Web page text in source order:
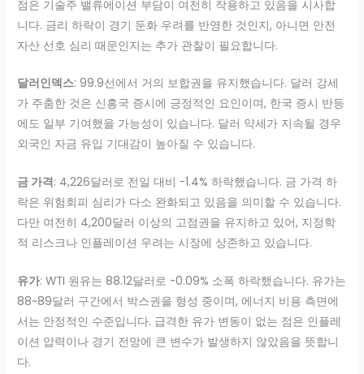
점은 기술주 밸류에이션 부담이 여전히 작용하고 있음을 시사합
니다. 금리 하락이 경기 둔화 우려를 반영한 것인지, 아니면 안전
자산 선호 심리 때문인지는 추가 관찰이 필요합니다.
달러인덱스: 99.9선에서 거의 보합권을 유지했습니다. 달러 강세
가 주춤한 것은 신흥국 증시에 긍정적인 요인이며, 한국 증시 반등
에도 일부 기여했을 가능성이 있습니다. 달러 약세가 지속될 경우
외국인 자금 유입 기대감이 높아질 수 있습니다.
금 가격 : 4,226달러로 전일 대비 -1.4% 하락했습니다. 금 가격 하
락은 위험회피 심리가 다소 완화되고 있음을 의미할 수 있습니다.
다만 여전히 4,200달러 이상의 고점권을 유지하고 있어, 지정학
적 리스크나 인플레이션 우려는 시장에 상존하고 있습니다.
유가: WTI 원유는 88.12달러로 -0.09% 소폭 하락했습니다. 유가는
88~89달러 구간에서 박스권을 형성 중이며, 에너지 비용 측면에
서는 안정적인 수준입니다. 급격한 유가 변동이 없는 점은 인플레
이션 압력이나 경기 전망에 큰 변수가 발생하지 않았음을 뜻합니
다.